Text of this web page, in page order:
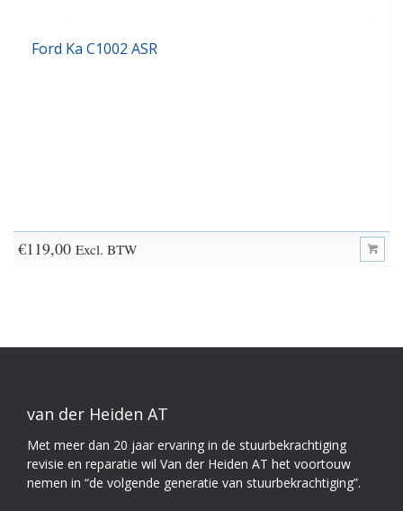
Ford Ka C1002 ASR
€119,00 Excl. BTW
van der Heiden AT
Met meer dan 20 jaar ervaring in de stuurbekrachtiging
revisie en reparatie wil Van der Heiden AT het voortouw
nemen in “de volgende generatie van stuurbekrachtiging”.